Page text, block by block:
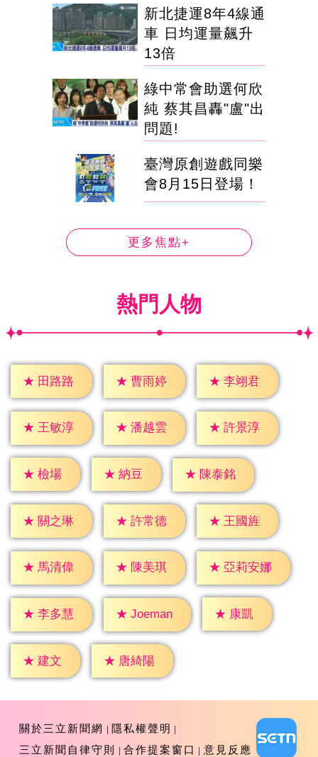
新北捷運8年4線通
車 日均運量飆升
13倍
綠中常會助選何欣
純 蔡其昌轟"盧"出
問題!
臺灣原創遊戲同樂
會8月15日登場！
更多焦點+
熱門人物
★ 田路路 ★ 曹雨婷 ★ 李翊君
★ 王敏淳 ★ 潘越雲 ★ 許景淳
★ 檢場 ★ 納豆 ★ 陳泰銘
★ 關之琳 ★ 許常德 ★ 王國旌
★ 馬清偉 ★ 陳美琪 ★ 亞莉安娜
★ 李多慧 ★ Joeman ★ 康凱
★ 建文 ★ 唐綺陽
關於三立新聞網
隱私權聲明
三立新聞自律守則
合作提案窗口 意見反應